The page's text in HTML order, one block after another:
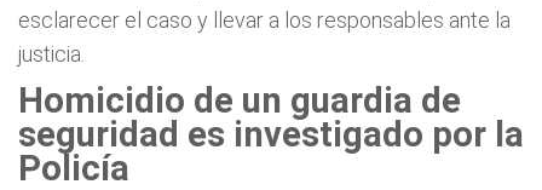
esclarecer el caso y llevar a los responsables ante la
justicia.
Homicidio de un guardia de
seguridad es investigado por la
Policía